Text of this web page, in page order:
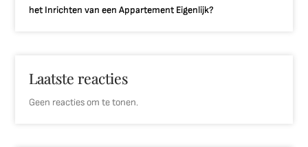
het Inrichten van een Appartement Eigenlijk?
Laatste reacties
Geen reacties om te tonen.